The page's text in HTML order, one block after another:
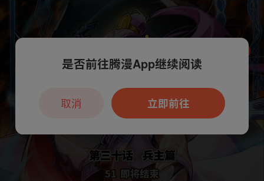
本章节仅支持App阅读，可打开App新用
户7天免费看
是否前往腾漫App继续阅读
立即前往
取消